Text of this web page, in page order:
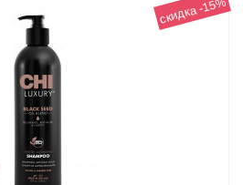
скидка -15%